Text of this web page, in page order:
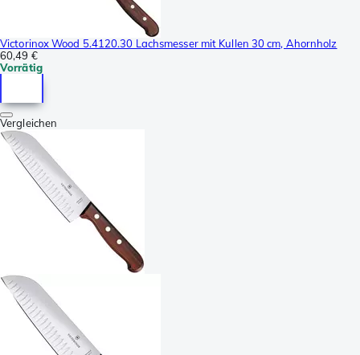
Victorinox Wood 5.4120.30 Lachsmesser mit Kullen 30 cm, Ahornholz
60,49 €
Vorrätig
Vergleichen